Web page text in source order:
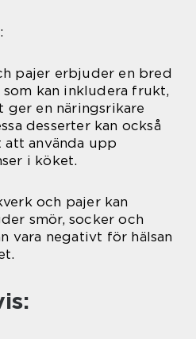
pajer erbjuder en bred
kan inkludera frukt,
ger en näringsrikare
desserter kan också
använda upp
i köket.
och pajer kan
smör, socker och
vara negativt för hälsan